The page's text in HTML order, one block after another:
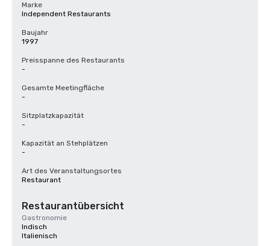
Marke
Independent Restaurants
Baujahr
1997
Preisspanne des Restaurants
-
Gesamte Meetingfläche
-
Sitzplatzkapazität
-
Kapazität an Stehplätzen
-
Art des Veranstaltungsortes
Restaurant
Restaurantübersicht
Gastronomie
Indisch
Italienisch